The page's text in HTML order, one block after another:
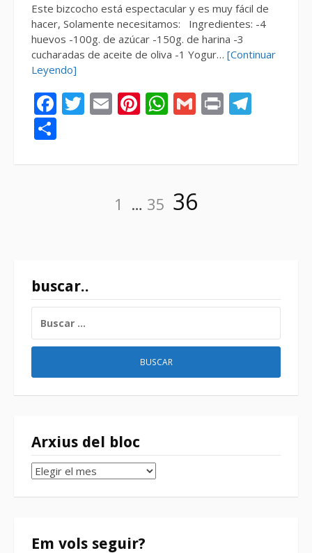
Este bizcocho está espectacular y es muy fácil de
hacer, Solamente necesitamos: Ingredientes: -4
huevos -100g. de azúcar -150g. de harina -3
cucharadas de aceite de oliva -1 Yogur… [Continuar
Leyendo]
Facebook
Twitter
EmailPinterest
WhatsApp
Gmail
Print
Página
1 … Página
35 Página
36
buscar..
Arxius del bloc
Arxius
bloc
Em vols seguir?